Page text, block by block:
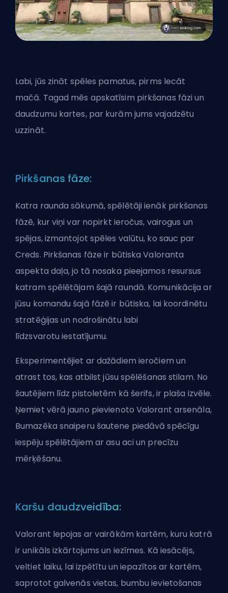
Labi, jūs zināt spēles pamatus, pirms lecāt
mačā. Tagad mēs apskatīsim pirkšanas fāzi un
daudzumu kartes, par kurām jums vajadzētu
uzzināt.
Pirkšanas fāze:
Katra raunda sākumā, spēlētāji ienāk pirkšanas
fāzē, kur viņi var nopirkt ieročus, vairogus un
spējas, izmantojot spēles valūtu, ko sauc par
Creds. Pirkšanas fāze ir būtiska Valoranta
aspekta daļa, jo tā nosaka pieejamos resursus
katram spēlētājam šajā raundā. Komunikācija ar
jūsu komandu šajā fāzē ir būtiska, lai koordinētu
stratēģijas un nodrošinātu labi
līdzsvarotuiestatījumu.
Eksperimentējiet ar dažādiem ieročiem un
atrast tos, kas atbilst jūsu spēlēšanas stilam. No
šautējiem līdz pistoletēm kā šerifs, ir plaša izvēle.
Ņemiet vērā jauno pievienoto Valorant arsenāla,
Bumazēka snaiperu šautene piedāvā spēcīgu
iespēju spēlētājiem ar asu aci un precīzu
mērķēšanu.
Karšu daudzveidība:
Valorant lepojas ar vairākām kartēm, kuru katrā
ir unikāls izkārtojums un iezīmes. Kā iesācējs,
veltiet laiku, lai izpētītu un iepazītos ar kartēm,
saprotot galvenās vietas, bumbu ievietošanas